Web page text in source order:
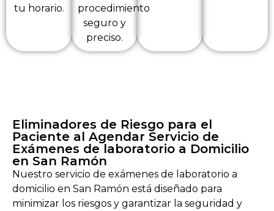
tu horario.
procedimiento
seguro y
preciso.
Eliminadores de Riesgo para el
Paciente al Agendar Servicio de
Exámenes de laboratorio a Domicilio
en San Ramón
Nuestro servicio de exámenes de laboratorio a
domicilio en San Ramón está diseñado para
minimizar los riesgos y garantizar la seguridad y